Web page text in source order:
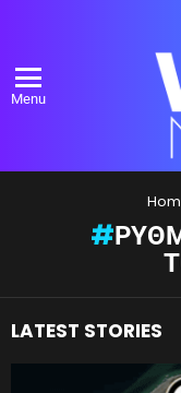
Menu
LATEST STORIES